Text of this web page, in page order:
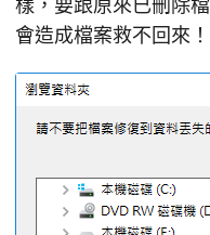
樣，要跟原來已刪除
會造成檔案救不回來！